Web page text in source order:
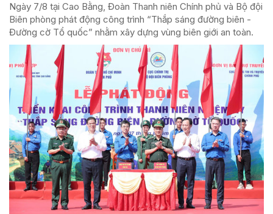
Ngày 7/8 tại Cao Bằng, Đoàn Thanh niên Chính phủ và Bộ đội
Biên phòng phát động công trình “Thắp sáng đường biên -
Đường cờ Tổ quốc” nhằm xây dựng vùng biên giới an toàn.